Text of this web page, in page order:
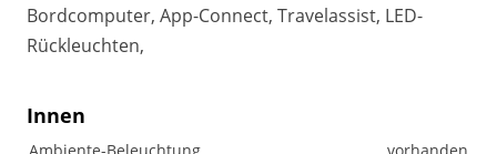
Bordcomputer, App-Connect, Travelassist, LED-
Rückleuchten,
Innen